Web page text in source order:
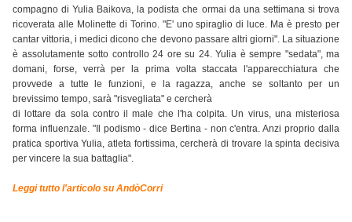
compagno di Yulia Baikova, la podista che ormai da una settimana si trova
ricoverata alle Molinette di Torino. "E' uno spiraglio di luce. Ma è presto per
cantar vittoria, i medici dicono che devono passare altri giorni". La situazione
è assolutamente sotto controllo 24 ore su 24. Yulia è sempre "sedata", ma
domani, forse, verrà per la prima volta staccata l'apparecchiatura che
provvede a tutte le funzioni, e la ragazza, anche se soltanto per un
brevissimo tempo, sarà "risvegliata" e cercherà
di lottare da sola contro il male che l'ha colpita. Un virus, una misteriosa
forma influenzale. "Il podismo - dice Bertina - non c'entra. Anzi proprio dalla
pratica sportiva Yulia, atleta fortissima, cercherà di trovare la spinta decisiva
per vincere la sua battaglia".
Leggi tutto l'articolo su AndòCorri